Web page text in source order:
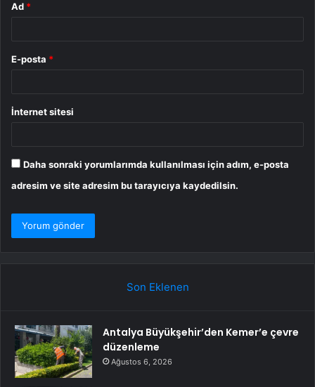
Ad *
E-posta *
İnternet sitesi
Daha sonraki yorumlarımda kullanılması için adım, e-posta
adresim ve site adresim bu tarayıcıya kaydedilsin.
Son Eklenen
Antalya Büyükşehir’den Kemer’e çevre
düzenleme
Ağustos 6, 2026